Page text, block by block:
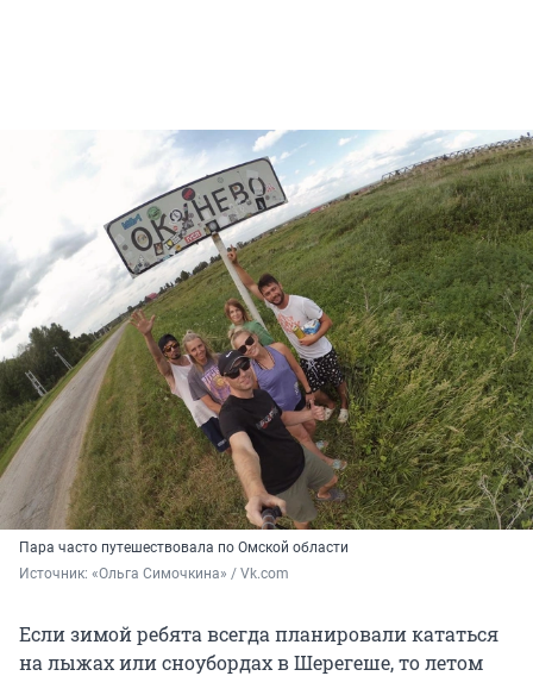
Пара часто путешествовала по Омской области
Источник: «Ольга Симочкина» / Vk.com
Если зимой ребята всегда планировали кататься
на лыжах или сноубордах в Шерегеше, то летом